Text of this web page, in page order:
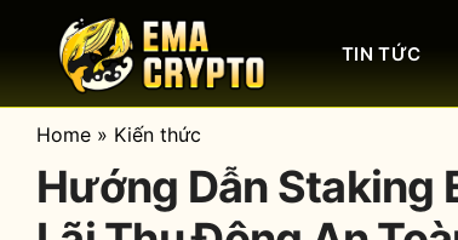
content
TIN TỨC
Home » Kiến thức
Hướng Dẫn Staking